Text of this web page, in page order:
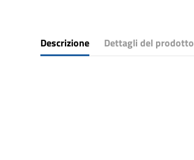
Descrizione Dettagli del prodotto